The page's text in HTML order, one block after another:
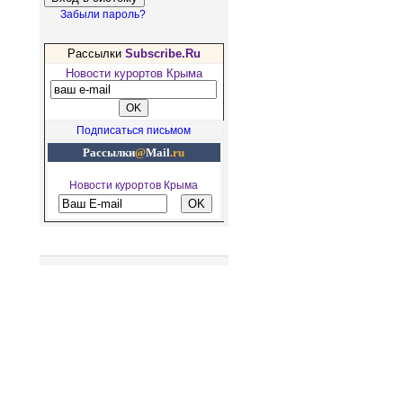
Забыли пароль?
Рассылки Subscribe.Ru
Новости курортов Крыма
Подписаться письмом
Рассылки@Mail.ru
Новости курортов Крыма